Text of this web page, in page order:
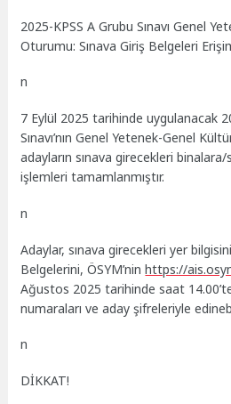
2025-KPSS A Grubu Sınavı Genel
Oturumu: Sınava Giriş Belgeleri
n
7 Eylül 2025 tarihinde uygulanacak
Sınavı’nın Genel Yetenek-Genel
adayların sınava girecekleri
işlemleri tamamlanmıştır.
n
Adaylar, sınava girecekleri yer
Belgelerini, ÖSYM’ninhttps://
Ağustos 2025 tarihinde saat
numaraları ve aday şifreleriyle
n
DİKKAT!